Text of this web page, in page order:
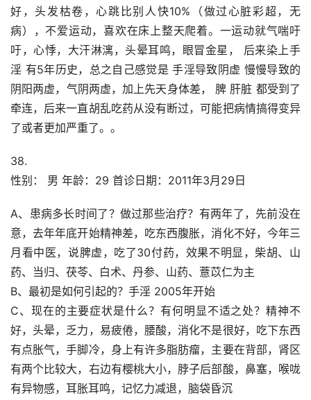
好，头发枯卷，心跳比别人快10%（做过心脏彩超，无
病），不爱运动，喜欢在床上整天爬着。一运动就气喘吁
吁，心悸，大汗淋漓，头晕耳鸣，眼冒金星， 后来染上手
淫 有5年历史，总之自己感觉是 手淫导致阴虚 慢慢导致的
阴阳两虚，气阴两虚，加上先天身体差， 脾 肝脏 都受到了
牵连，后来一直胡乱吃药从没有断过，可能把病情搞得变异
了或者更加严重了。。
38.
性别： 男 年龄：29 首诊日期：2011年3月29日
A、患病多长时间了？做过那些治疗？有两年了，先前没在
意，去年年底开始精神差，吃东西腹胀，消化不好，今年三
月看中医，说脾虚，吃了30付药，效果不明显，柴胡、山
药、当归、茯苓、白术、丹参、山药、薏苡仁为主
B、最初是如何引起的？手淫 2005年开始
C、现在的主要症状是什么？有何明显不适之处？精神不
好，头晕，乏力，易疲倦，腰酸，消化不是很好，吃下东西
有点胀气，手脚冷，身上有许多脂肪瘤，主要在背部，肾区
有两个比较大，右边有樱桃大小，脖子后部酸，鼻塞，喉咙
有异物感，耳胀耳鸣，记忆力减退，脑袋昏沉